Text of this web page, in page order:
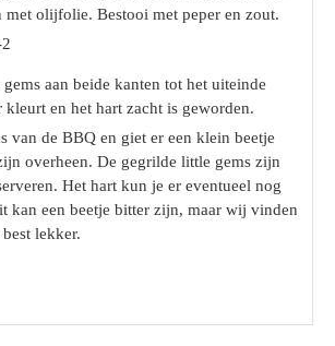
met olijfolie. Bestooi met peper en zout.
aan beide kanten tot het uiteinde
en het hart zacht is geworden.
van de BBQ en giet er een klein beetje
overheen. De gegrilde little gems zijn
Het hart kun je er eventueel nog
kan een beetje bitter zijn, maar wij vinden
lekker.